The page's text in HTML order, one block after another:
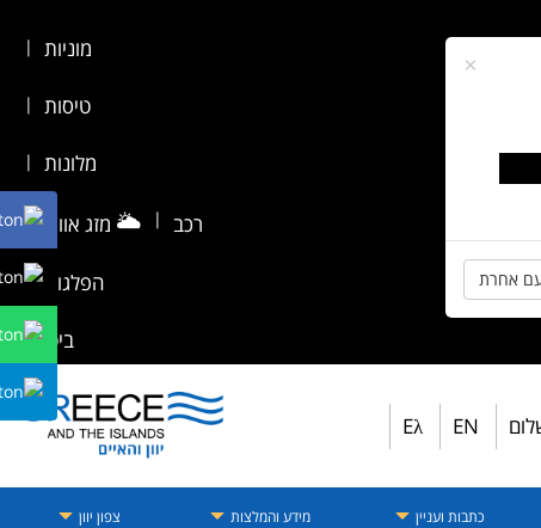
מוניות |
טיסות |
מלונות |
רכב |
🌥️ מזג אוויר |
הפלגות |
ביטוח
EN
Eλ
כתבות ועניין מידע והמלצות צפון יוון
×
אחרת